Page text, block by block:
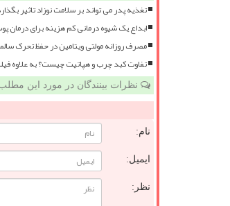
تغذیه پدر می تواند بر سلامت نوزاد تاثیر
ابداع یک شیوه درمانی کم هزینه برای
مصرف روزانه مولتی ویتامین در حفظ تحرک
تفاوت کبد چرب و هپاتیت چیست؟ به علاوه
نظرات بینندگان در مورد این
نام:
ایمیل:
نظر: